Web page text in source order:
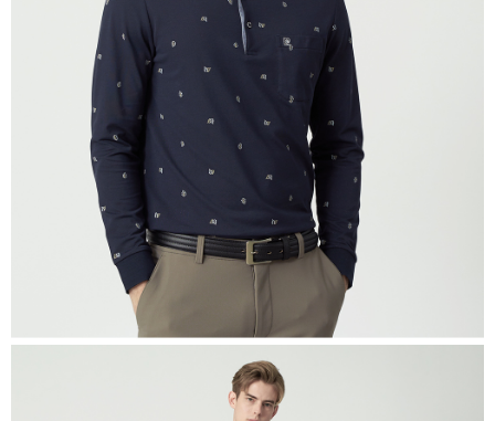
每筆NT$80，滿NT$1,200(含以上)免運費
每筆NT$80，滿NT$1,200(含以上)免運費